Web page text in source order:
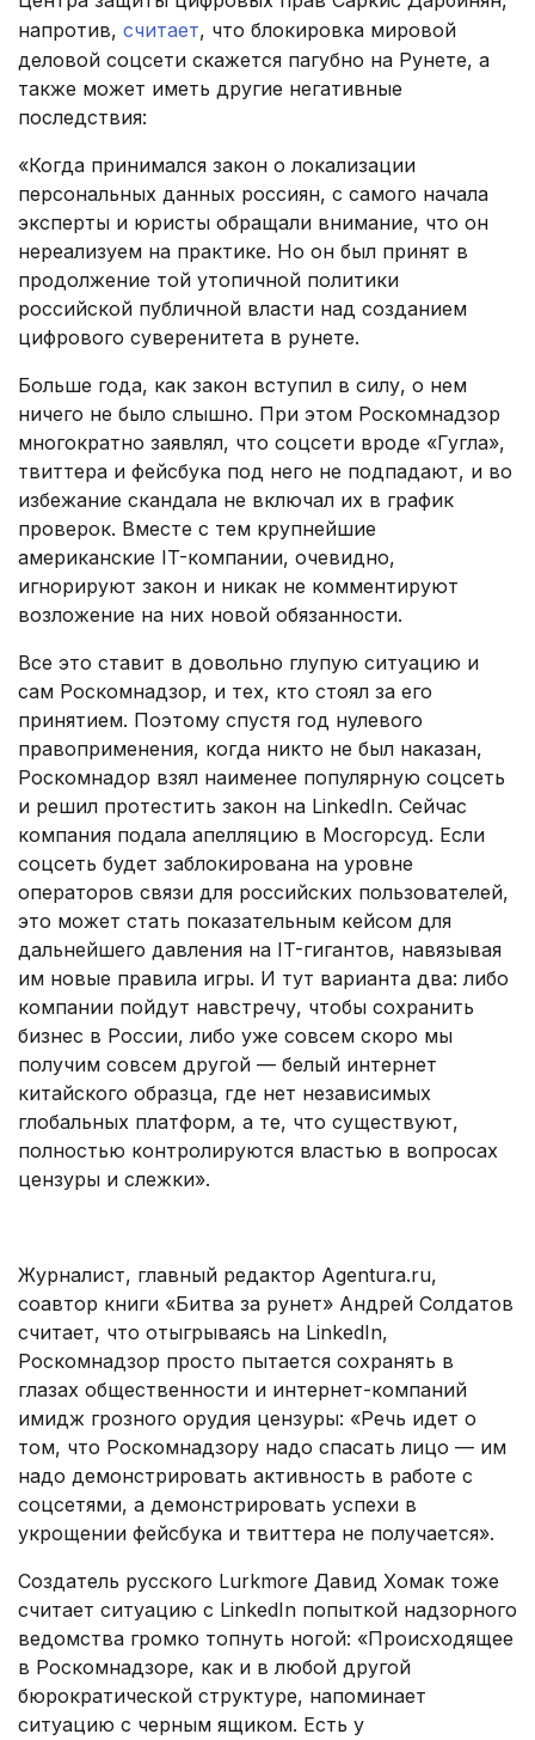
напротив, считает, что блокировка мировой
деловой соцсети скажется пагубно на Рунете, а
также может иметь другие негативные
последствия:
«Когда принимался закон о локализации
персональных данных россиян, с самого начала
эксперты и юристы обращали внимание, что он
нереализуем на практике. Но он был принят в
продолжение той утопичной политики
российской публичной власти над созданием
цифрового суверенитета в рунете.
Больше года, как закон вступил в силу, о нем
ничего не было слышно. При этом Роскомнадзор
многократно заявлял, что соцсети вроде «Гугла»,
твиттера и фейсбука под него не подпадают, и во
избежание скандала не включал их в график
проверок. Вместе с тем крупнейшие
американские IT-компании, очевидно,
игнорируют закон и никак не комментируют
возложение на них новой обязанности.
Все это ставит в довольно глупую ситуацию и
сам Роскомнадзор, и тех, кто стоял за его
принятием. Поэтому спустя год нулевого
правоприменения, когда никто не был наказан,
Роскомнадор взял наименее популярную соцсеть
и решил протестить закон на LinkedIn. Сейчас
компания подала апелляцию в Мосгорсуд. Если
соцсеть будет заблокирована на уровне
операторов связи для российских пользователей,
это может стать показательным кейсом для
дальнейшего давления на IT-гигантов, навязывая
им новые правила игры. И тут варианта два: либо
компании пойдут навстречу, чтобы сохранить
бизнес в России, либо уже совсем скоро мы
получим совсем другой — белый интернет
китайского образца, где нет независимых
глобальных платформ, а те, что существуют,
полностью контролируются властью в вопросах
цензуры и слежки».
Журналист, главный редактор Agentura.ru,
соавтор книги «Битва за рунет» Андрей Солдатов
считает, что отыгрываясь на LinkedIn,
Роскомнадзор просто пытается сохранять в
глазах общественности и интернет-компаний
имидж грозного орудия цензуры: «Речь идет о
том, что Роскомнадзору надо спасать лицо — им
надо демонстрировать активность в работе с
соцсетями, а демонстрировать успехи в
укрощении фейсбука и твиттера не получается».
Создатель русского Lurkmore Давид Хомак тоже
считает ситуацию с LinkedIn попыткой надзорного
ведомства громко топнуть ногой: «Происходящее
в Роскомнадзоре, как и в любой другой
бюрократической структуре, напоминает
ситуацию с черным ящиком. Есть у